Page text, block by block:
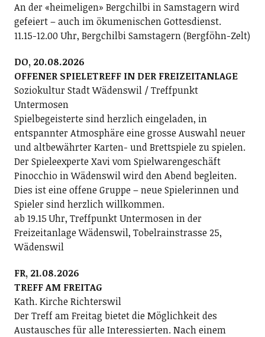
An der «heimeligen» Bergchilbi in Samstagern wird
gefeiert – auch im ökumenischen Gottesdienst.
11.15-12.00 Uhr, Bergchilbi Samstagern (Bergföhn-Zelt)
DO, 20.08.2026
OFFENER SPIELETREFF IN DER FREIZEITANLAGE
Soziokultur Stadt Wädenswil / Treffpunkt
Untermosen
Spielbegeisterte sind herzlich eingeladen, in
entspannter Atmosphäre eine grosse Auswahl neuer
und altbewährter Karten- und Brettspiele zu spielen.
Der Spieleexperte Xavi vom Spielwarengeschäft
Pinocchio in Wädenswil wird den Abend begleiten.
Dies ist eine offene Gruppe – neue Spielerinnen und
Spieler sind herzlich willkommen.
ab 19.15 Uhr, Treffpunkt Untermosen in der
Freizeitanlage Wädenswil, Tobelrainstrasse 25,
Wädenswil
FR, 21.08.2026
TREFF AM FREITAG
Kath. Kirche Richterswil
Der Treff am Freitag bietet die Möglichkeit des
Austausches für alle Interessierten. Nach einem